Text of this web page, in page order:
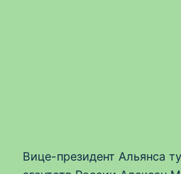
Вице-президент Альянса